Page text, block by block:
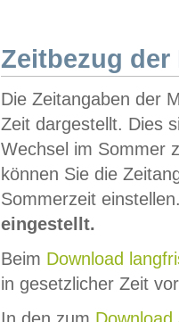
Zeitbezug der
Die Zeitangaben der
Zeit dargestellt. Dies
Wechsel im Sommer
können Sie die
Sommerzeit
eingestellt.
Beim Download
in gesetzlicher Zeit